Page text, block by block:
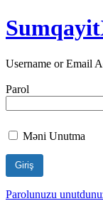
Username or Email
Parol
Məni Unutma
Parolunuzu